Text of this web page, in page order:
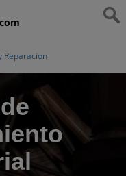
Reparacion